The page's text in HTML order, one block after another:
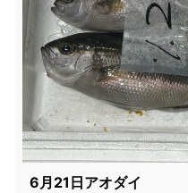
6月21日アオダイ